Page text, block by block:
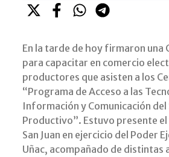
En la tarde de hoy firmaron una
para capacitar en comercio
productores que asisten a los
“Programa de Acceso a las
Información y Comunicación del
Productivo”. Estuvo presente
San Juan en ejercicio del Poder
Uñac, acompañado de distintas